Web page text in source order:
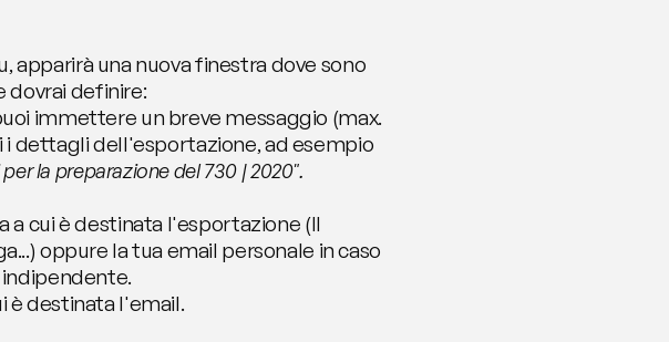
apparirà una nuova finestra dove sono
dovrai definire:
immettere un breve messaggio (max.
la preparazione del 730 | 2020".
a cui è destinata l'esportazione (Il
oppure la tua email personale in caso
è destinata l'email.